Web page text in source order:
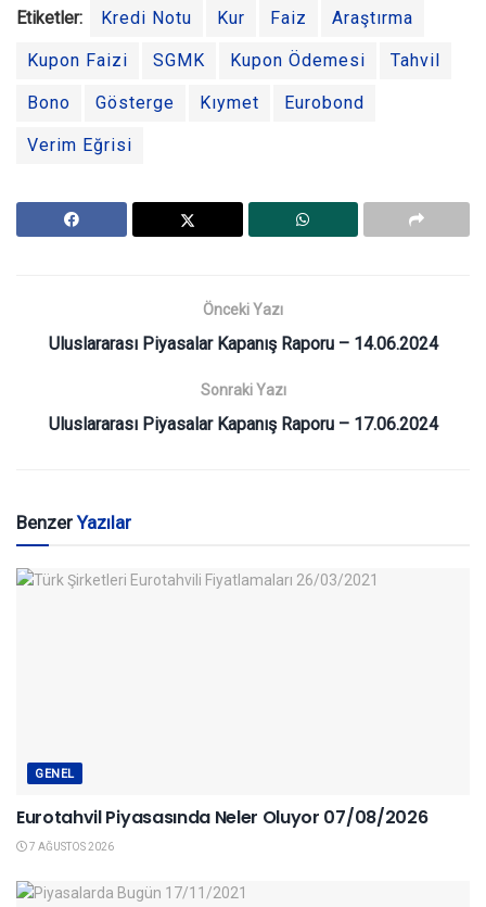
Etiketler: Kredi Notu Kur Faiz Araştırma
Kupon Faizi SGMK Kupon Ödemesi Tahvil
Bono Gösterge Kıymet Eurobond
Verim Eğrisi
Önceki Yazı
Uluslararası Piyasalar Kapanış Raporu – 14.06.2024
Sonraki Yazı
Uluslararası Piyasalar Kapanış Raporu – 17.06.2024
BenzerYazılar
GENEL
Eurotahvil Piyasasında Neler Oluyor 07/08/2026
7 AĞUSTOS 2026